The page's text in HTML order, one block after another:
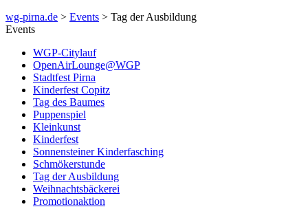
wg-pirna.de > Events > Tag der Ausbildung
Events
WGP-Citylauf
OpenAirLounge@WGP
Stadtfest Pirna
Kinderfest Copitz
Tag des Baumes
Puppenspiel
Kleinkunst
Kinderfest
Sonnensteiner Kinderfasching
Schmökerstunde
Tag der Ausbildung
Weihnachtsbäckerei
Promotionaktion